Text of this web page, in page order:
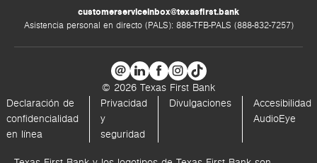
customerserviceinbox@texasfirst.bank
Asistencia personal en directo (PALS): 888-TFB-PALS (888-832-7257)
© 2026 Texas First Bank
Declaración de
confidencialidad
en línea
Privacidad
y
seguridad
Divulgaciones
Accesibilidad
AudioEye